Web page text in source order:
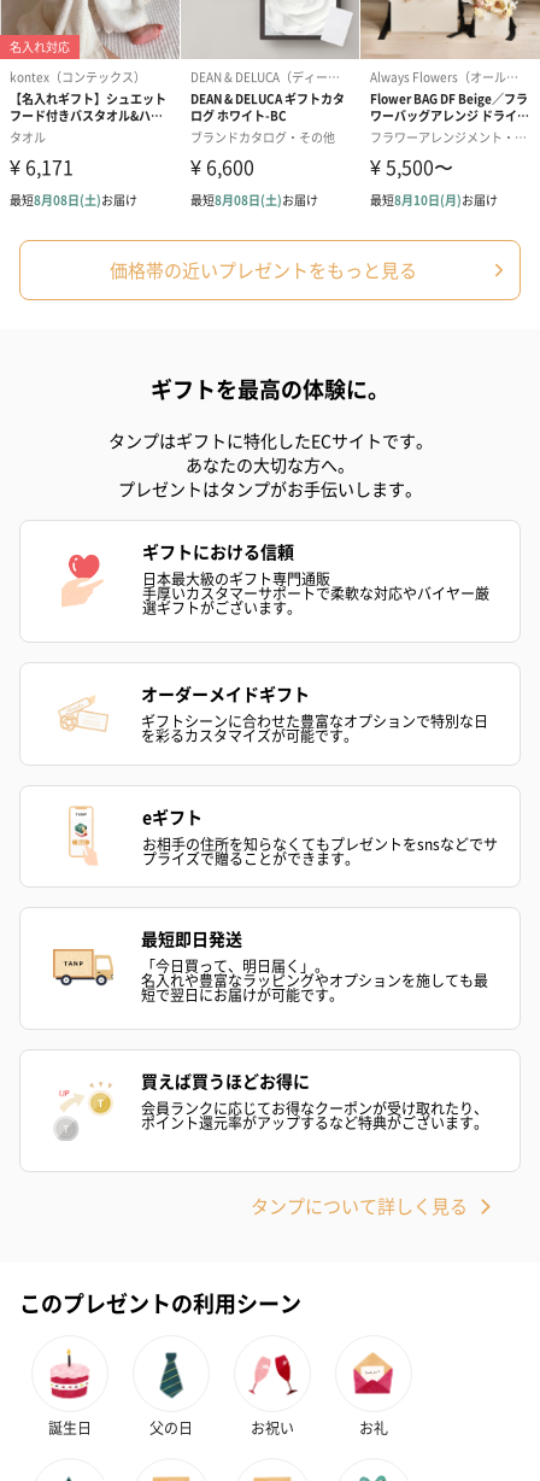
価格帯の近いプレゼントをもっと見る
ギフトを最高の体験に。
タンプはギフトに特化したECサイトです。
あなたの大切な方へ。
プレゼントはタンプがお手伝いします。
ギフトにおける信頼
日本最大級のギフト専門通販
手厚いカスタマーサポートで柔軟な対応やバイヤー厳
選ギフトがございます。
オーダーメイドギフト
ギフトシーンに合わせた豊富なオプションで特別な日
を彩るカスタマイズが可能です。
eギフト
お相手の住所を知らなくてもプレゼントをsnsなどでサ
プライズで贈ることができます。
最短即日発送
「今日買って、明日届く」。
名入れや豊富なラッピングやオプションを施しても最
短で翌日にお届けが可能です。
買えば買うほどお得に
会員ランクに応じてお得なクーポンが受け取れたり、
ポイント還元率がアップするなど特典がございます。
タンプについて詳しく見る
このプレゼントの利用シーン
誕生日 父の日 お祝い お礼